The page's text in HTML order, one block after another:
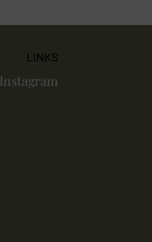
LINKS
Instagram